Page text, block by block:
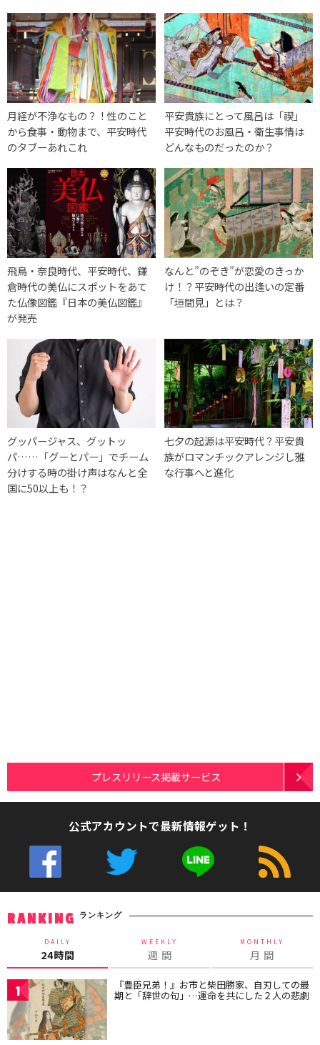
月経が不浄なもの？！性のこと
から食事・動物まで、平安時代
のタブーあれこれ
平安貴族にとって風呂は「禊」
平安時代のお風呂・衛生事情は
どんなものだったのか？
飛鳥・奈良時代、平安時代、鎌
倉時代の美仏にスポットをあて
た仏像図鑑『日本の美仏図鑑』
が発売
なんと”のぞき”が恋愛のきっか
け！？平安時代の出逢いの定番
「垣間見」とは？
グッパージャス、グットッ
パ……「グーとパー」でチーム
分けする時の掛け声はなんと全
国に50以上も！？
七夕の起源は平安時代？平安貴
族がロマンチックアレンジし雅
な行事へと進化
プレスリリース掲載サービス
公式アカウントで最新情報ゲット！
RANKING ランキング
DAILY
24時間
WEEKLY
週 間
MONTHLY
月 間
1 『豊臣兄弟！』お市と柴田勝家、自刃しての最
期と「辞世の句」…運命を共にした２人の悲劇